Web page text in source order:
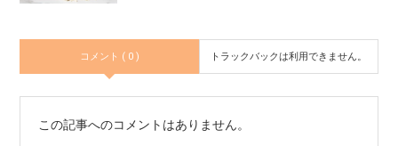
コメント ( 0 ) トラックバックは利用できません。
この記事へのコメントはありません。